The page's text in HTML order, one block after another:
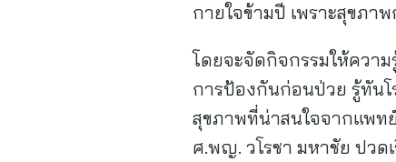
กายใจข้ามปี เพราะสุขภ
โดยจะจัดกิจกรรมให้ควา
การป้องกันก่อนป่วย รู้ทัน
สุขภาพที่น่าสนใจจากแพท
ศ.พญ. วโรชา มหาชัย ปว